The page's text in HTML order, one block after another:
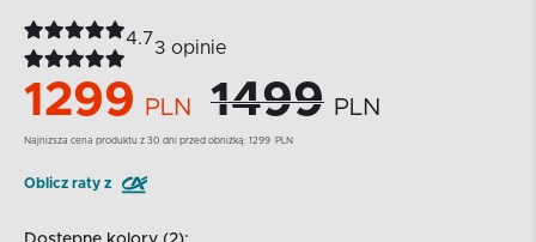
4.73 opinie
1299 PLN 1499 PLN
Najnizsza cena produktu z 30 dni przed obniżką: 1299 PLN
Oblicz raty z